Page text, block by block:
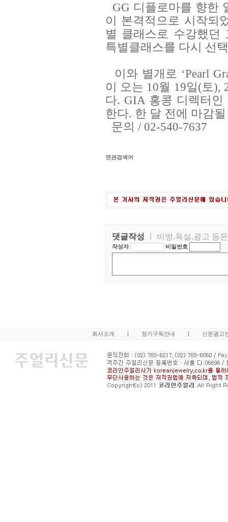
GG 디플로마를 향한
이 본격적으로 시작되
별 클래스로 수강했던
특별클래스를 다시 선
이와 별개로 ‘Pearl
이 오는 10월 19일(토),
다. GIA 홍콩 디렉터인
한다. 한 달 전에 마감
문의 / 02-540-7637
연관검색어
댓글작성 ㅣ 비방,욕설,광고 등
작성자 비밀번호
회사소개 ㅣ 정기구독안내 ㅣ 신문광고